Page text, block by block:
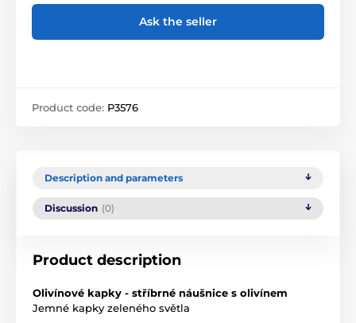
Ask the seller
Product code: P3576
Description and parameters
Discussion (0)
Product description
Olivínové kapky - stříbrné náušnice s olivínem
Jemné kapky zeleného světla